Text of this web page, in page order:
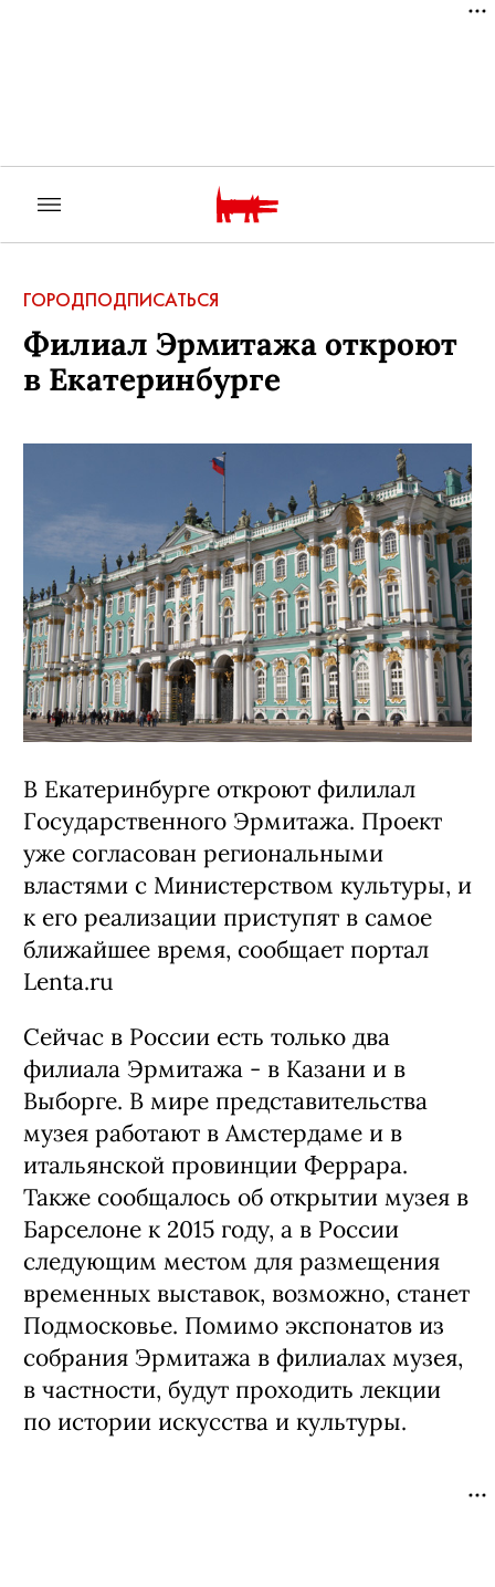
ГОРОДПОДПИСАТЬСЯ
Филиал Эрмитажа откроют
в Екатеринбурге
В Екатеринбурге откроют филилал
Государственного Эрмитажа. Проект
уже согласован региональными
властями с Министерством культуры, и
к его реализации приступят в самое
ближайшее время, сообщает портал
Lenta.ru
Сейчас в России есть только два
филиала Эрмитажа - в Казани и в
Выборге. В мире представительства
музея работают в Амстердаме и в
итальянской провинции Феррара.
Также сообщалось об открытии музея в
Барселоне к 2015 году, а в России
следующим местом для размещения
временных выставок, возможно, станет
Подмосковье. Помимо экспонатов из
собрания Эрмитажа в филиалах музея,
в частности, будут проходить лекции
по истории искусства и культуры.